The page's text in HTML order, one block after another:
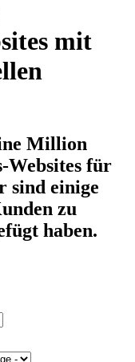
mit
Million
Websites für
sind einige
zu
haben.